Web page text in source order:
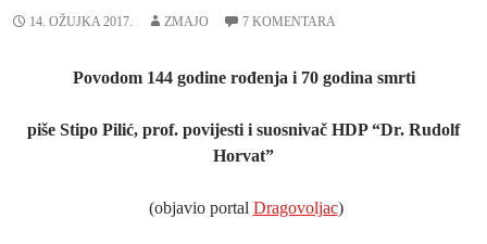
14. OŽUJKA 2017. ZMAJO 7 KOMENTARA
Povodom 144 godine rođenja i 70 godina smrti
piše Stipo Pilić, prof. povijesti i suosnivač HDP “Dr. Rudolf
Horvat”
(objavio portal Dragovoljac)